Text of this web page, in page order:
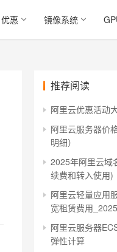
优惠 镜像系统
推荐阅读
阿里云优惠活动
阿里云服务器价
明细）
2025年阿里云域
续费和转入使用)
阿里云轻量应用
宽租赁费用
阿里云服务器
弹性计算